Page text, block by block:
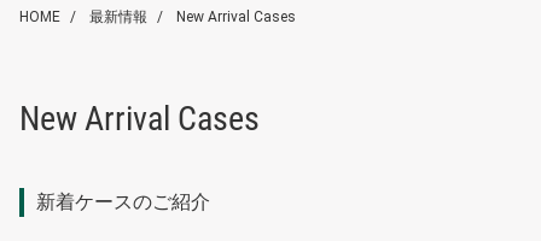
HOME 最新情報 New Arrival Cases
New Arrival Cases
新着ケースのご紹介